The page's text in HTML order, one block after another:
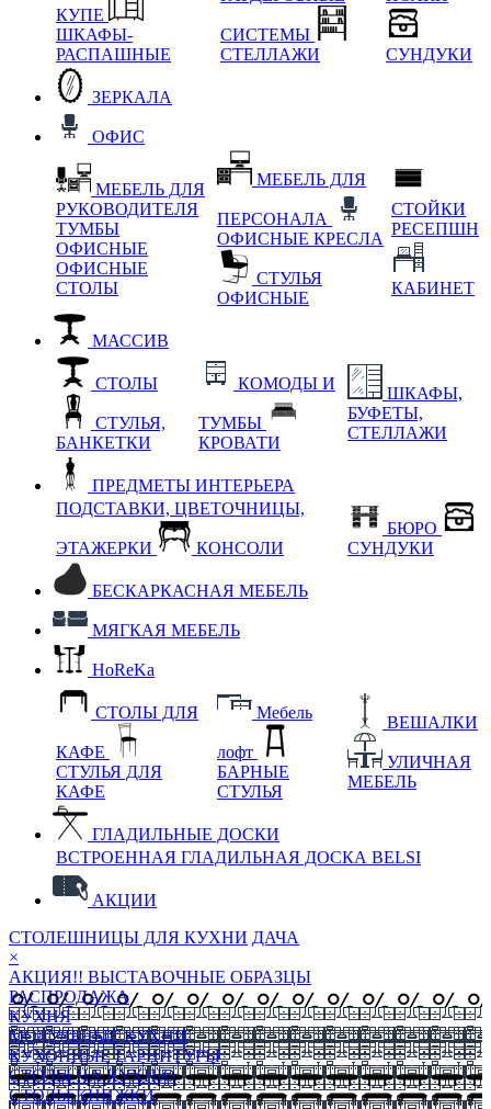
КУПЕ
ШКАФЫ-
РАСПАШНЫЕ
СИСТЕМЫ
СТЕЛЛАЖИ
СУНДУКИ
ЗЕРКАЛА
ОФИС
МЕБЕЛЬ ДЛЯ
РУКОВОДИТЕЛЯ
ТУМБЫ
ОФИСНЫЕ
ОФИСНЫЕ
СТОЛЫ
МЕБЕЛЬ ДЛЯ
ПЕРСОНАЛА
ОФИСНЫЕ КРЕСЛА
СТУЛЬЯ
ОФИСНЫЕ
СТОЙКИ
РЕСЕПШН
КАБИНЕТ
МАССИВ
СТОЛЫ
СТУЛЬЯ,
БАНКЕТКИ
КОМОДЫ И
ТУМБЫ
КРОВАТИ
ШКАФЫ,
БУФЕТЫ,
СТЕЛЛАЖИ
ПРЕДМЕТЫ ИНТЕРЬЕРА
ПОДСТАВКИ, ЦВЕТОЧНИЦЫ,
ЭТАЖЕРКИ КОНСОЛИ
БЮРО
СУНДУКИ
БЕСКАРКАСНАЯ МЕБЕЛЬ
МЯГКАЯ МЕБЕЛЬ
HoReKa
СТОЛЫ ДЛЯ
КАФЕ
СТУЛЬЯ ДЛЯ
КАФЕ
Мебель
лофт
БАРНЫЕ
СТУЛЬЯ
ВЕШАЛКИ
УЛИЧНАЯ
МЕБЕЛЬ
ГЛАДИЛЬНЫЕ ДОСКИ
ВСТРОЕННАЯ ГЛАДИЛЬНАЯ ДОСКА BELSI
АКЦИИ
СТОЛЕШНИЦЫ ДЛЯ КУХНИ ДАЧА
×
АКЦИЯ!! ВЫСТАВОЧНЫЕ ОБРАЗЦЫ
РАСПРОДАЖА
КУХНЯ
МОДУЛЬНЫЕ КУХНИ
КУХОННЫЕ ГАРНИТУРЫ
СТОЛЫ НА КУХНЮ
СТОЛЫ КНИЖКИ